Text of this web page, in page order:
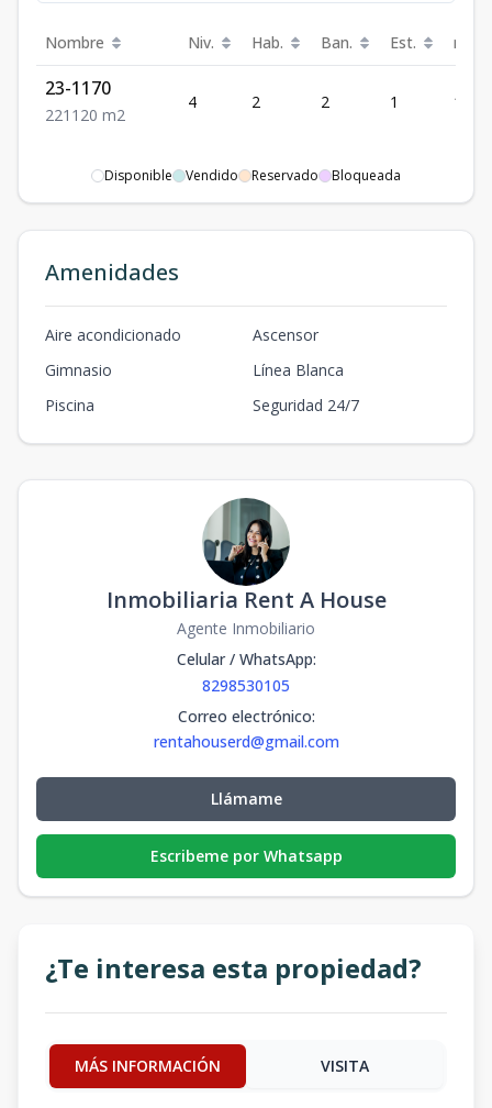
Nombre Niv. Hab. Ban. Est. m²
23-1170
221 120 m2
4 2 2 1 120
Disponible Vendido Reservado Bloqueada
Amenidades
Aire acondicionado
Ascensor
Gimnasio
Línea Blanca
Piscina
Seguridad 24/7
Inmobiliaria Rent A House
Agente Inmobiliario
Celular / WhatsApp:
8298530105
Correo electrónico:
rentahouserd@gmail.com
Llámame
Escribeme por Whatsapp
¿Te interesa esta propiedad?
MÁS INFORMACIÓN VISITA